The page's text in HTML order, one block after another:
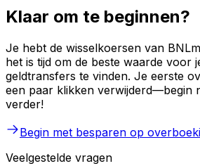
Klaar om te beginnen?
Je hebt de wisselkoersen van
het is tijd om de beste waarde voor
geldtransfers te vinden. Je eerste
een paar klikken verwijderd—begin
verder!
Begin met besparen op
Veelgestelde vragen